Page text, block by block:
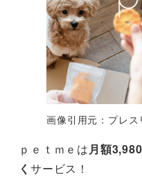
画像引用元：プレス
ｐｅｔｍｅは月額
く サービス！